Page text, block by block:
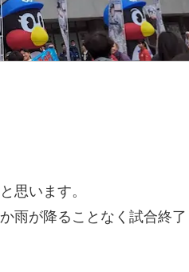
思います。
雨が降ることなく試合終